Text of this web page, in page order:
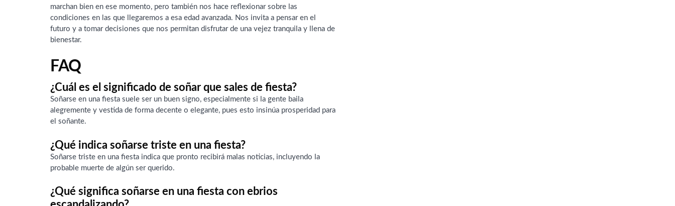
marchan bien en ese momento, pero también nos hace reflexionar sobre las
condiciones en las que llegaremos a esa edad avanzada. Nos invita a pensar en el
futuro y a tomar decisiones que nos permitan disfrutar de una vejez tranquila y llena de
bienestar.
FAQ
¿Cuál es el significado de soñar que sales de fiesta?
Soñarse en una fiesta suele ser un buen signo, especialmente si la gente baila
alegremente y vestida de forma decente o elegante, pues esto insinúa prosperidad para
el soñante.
¿Qué indica soñarse triste en una fiesta?
Soñarse triste en una fiesta indica que pronto recibirá malas noticias, incluyendo la
probable muerte de algún ser querido.
¿Qué significa soñarse en una fiesta con ebrios